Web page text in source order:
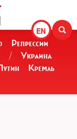
EN
Репрессии
/
Украина
Кремль